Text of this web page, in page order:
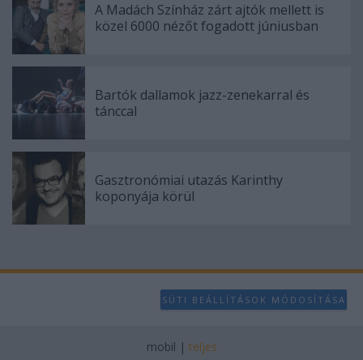
A Madách Színház zárt ajtók mellett is
közel 6000 nézőt fogadott júniusban
Bartók dallamok jazz-zenekarral és
tánccal
Gasztronómiai utazás Karinthy
koponyája körül
SÜTI BEÁLLÍTÁSOK MÓDOSÍTÁSA
mobil | teljes